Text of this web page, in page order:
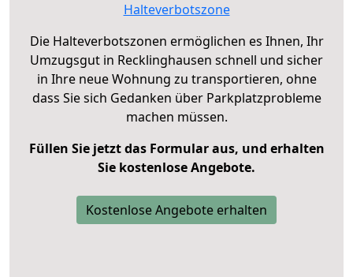
Halteverbotszone
Die Halteverbotszonen ermöglichen es Ihnen, Ihr
Umzugsgut in Recklinghausen schnell und sicher
in Ihre neue Wohnung zu transportieren, ohne
dass Sie sich Gedanken über Parkplatzprobleme
machen müssen.
Füllen Sie jetzt das Formular aus, und erhalten
Sie kostenlose Angebote.
Kostenlose Angebote erhalten